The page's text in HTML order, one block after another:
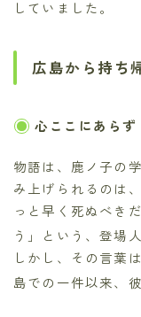
していました。
広島から持ち
心ここにあらず
物語は、鹿ノ子の
み上げられるのは
っと早く死ぬべき
う」という、登場
しかし、その言葉
島での一件以来、